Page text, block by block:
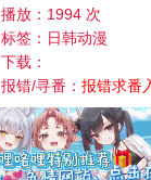
播放：1994 次
标签：日韩动漫
下载：
报错/寻番：报错求番